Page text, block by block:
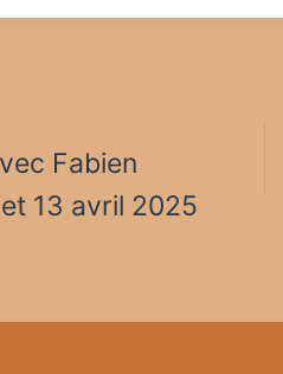
Fabien
13 avril 2025